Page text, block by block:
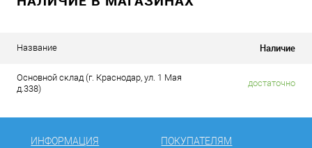
Название Наличие
Основной склад (г. Краснодар, ул. 1 Мая
д.338)
достаточно
ИНФОРМАЦИЯ
ПОКУПАТЕЛЯМ